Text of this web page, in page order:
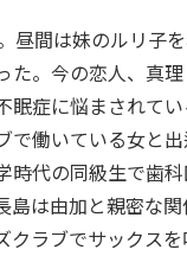
昼間は妹のルリ子
た。今の恋人、真
眠症に悩まされて
で働いている女と
時代の同級生で歯
島は由加と親密な
クラブでサックス